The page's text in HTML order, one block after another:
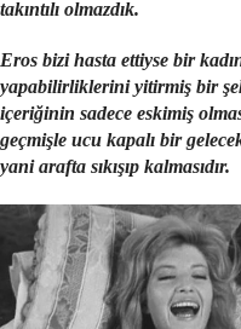
takıntılı olmazdık.
Eros bizi hasta ettiyse bir
yapabilirliklerini yitirmiş bir
içeriğinin sadece eskimiş
geçmişle ucu kapalı bir
yani arafta sıkışıp kalmasıdır.